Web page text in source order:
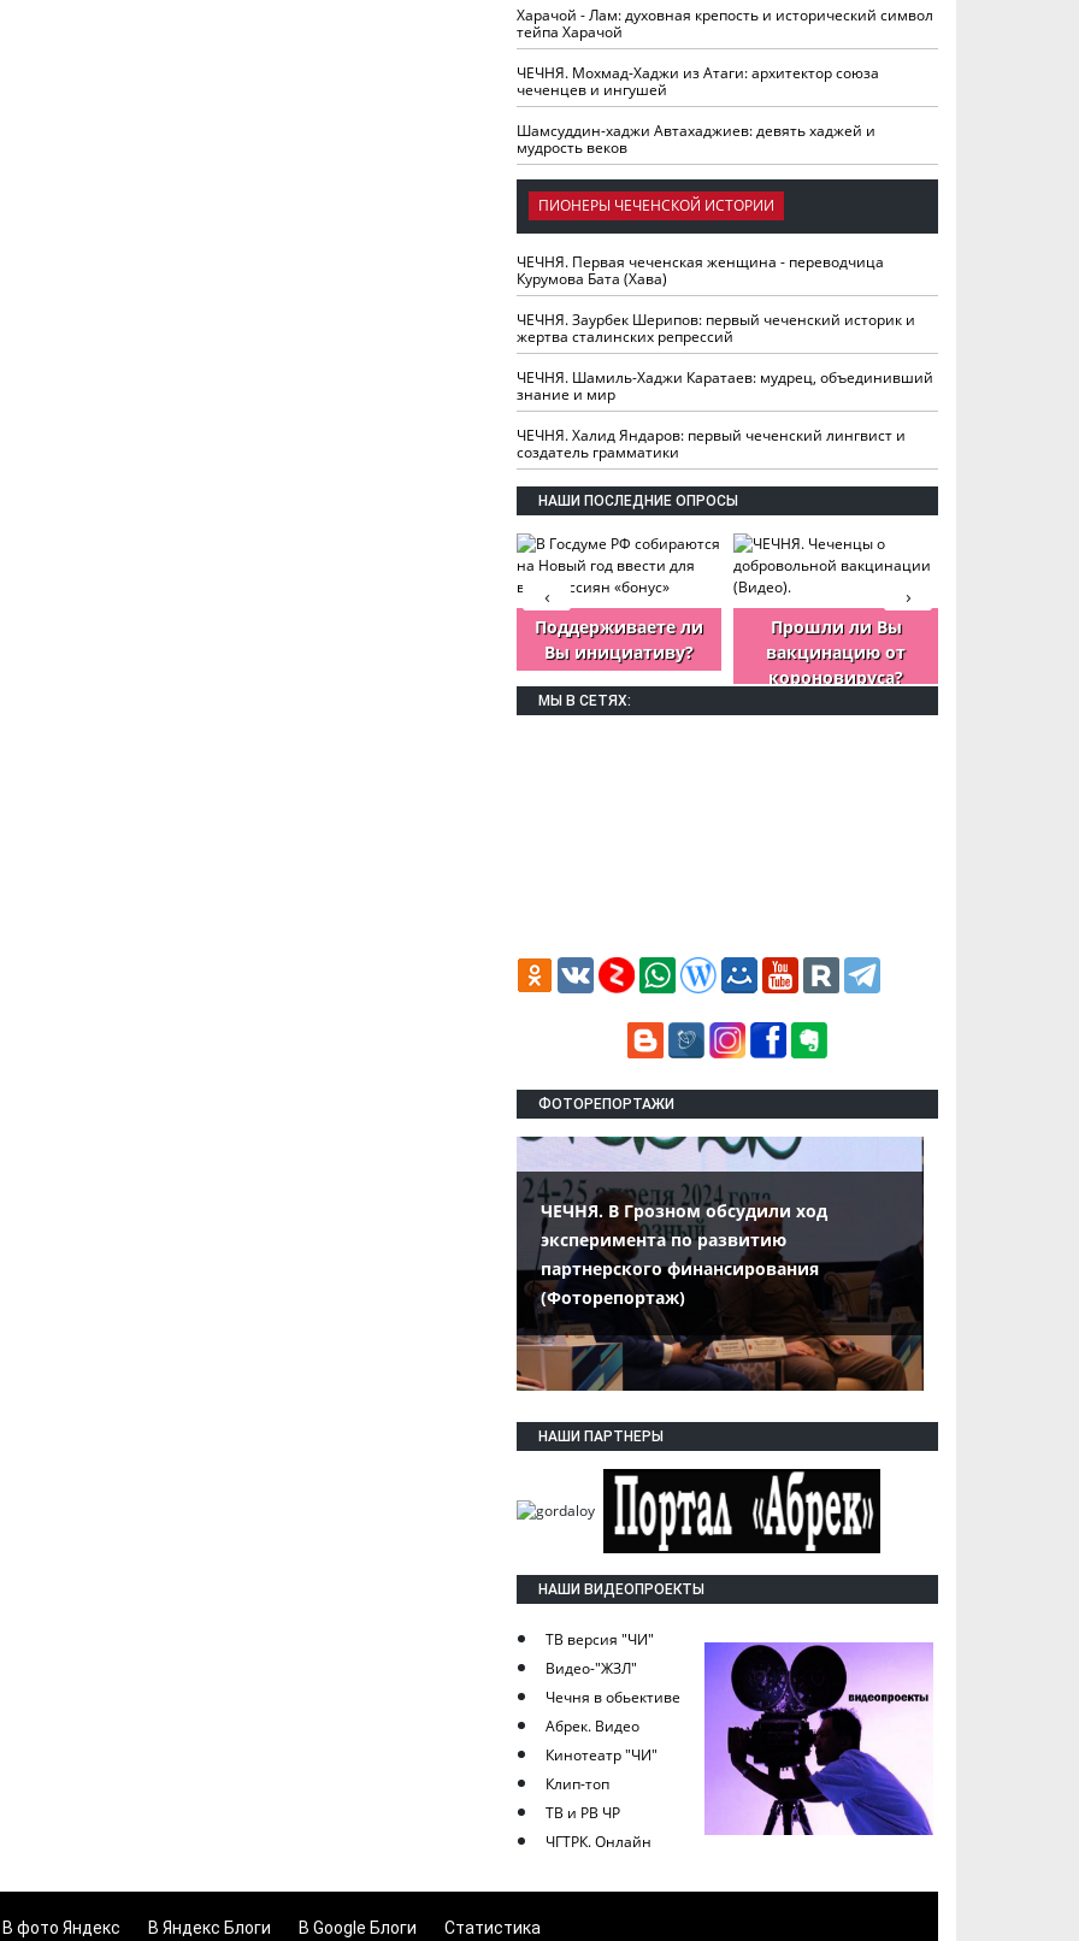
Харачой - Лам: духовная крепость и исторический символ
тейпа Харачой
ЧЕЧНЯ. Мохмад-Хаджи из Атаги: архитектор союза
чеченцев и ингушей
Шамсуддин-хаджи Автахаджиев: девять хаджей и
мудрость веков
ПИОНЕРЫ ЧЕЧЕНСКОЙ ИСТОРИИ
ЧЕЧНЯ. Первая чеченская женщина - переводчица
Курумова Бата (Хава)
ЧЕЧНЯ. Заурбек Шерипов: первый чеченский историк и
жертва сталинских репрессий
ЧЕЧНЯ. Шамиль-Хаджи Каратаев: мудрец, объединивший
знание и мир
ЧЕЧНЯ. Халид Яндаров: первый чеченский лингвист и
создатель грамматики
НАШИ ПОСЛЕДНИЕ ОПРОСЫ
Поддерживаете ли
Вы инициативу?
Прошли ли Вы
вакцинацию от
короновируса?
›
‹
МЫ В СЕТЯХ:
ФОТОРЕПОРТАЖИ
ЧЕЧНЯ. В Грозном обсудили ход
эксперимента по развитию
партнерского финансирования
(Фоторепортаж)
НАШИ ПАРТНЕРЫ
НАШИ ВИДЕОПРОЕКТЫ
ТВ версия "ЧИ"
Видео-"ЖЗЛ"
Чечня в обьективе
Абрек. Видео
Кинотеатр "ЧИ"
Клип-топ
ТВ и РВ ЧР
ЧГТРК. Онлайн
В фото Яндекс В Яндекс Блоги В Google Блоги Статистика